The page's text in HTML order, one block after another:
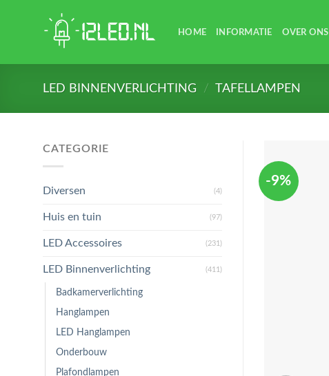
HOME INFORMATIE OVER ONS
LED BINNENVERLICHTING / TAFELLAMPEN
CATEGORIE
Diversen (4)
Huis en tuin (97)
LED Accessoires (231)
LED Binnenverlichting (411)
Badkamerverlichting
Hanglampen
LED Hanglampen
Onderbouw
Plafondlampen
-9%